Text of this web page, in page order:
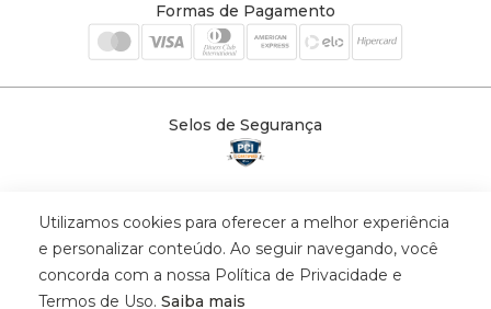
Cadastre-se
Formas de Pagamento
Selos de Segurança
© 2025 Trinys Indústria e Comércio Ltda - Todos os direitos reservados
| CNPJ: 59.907.634/0001-75 | Rua Santa Augusta, 409 - Vila
Califórnia - Osvaldo Cruz - SP - CEP: 17702-316.
Utilizamos cookies para oferecer a melhor experiência
e personalizar conteúdo. Ao seguir navegando, você
concorda com a nossa Política de Privacidade e
Termos de Uso. Saiba mais